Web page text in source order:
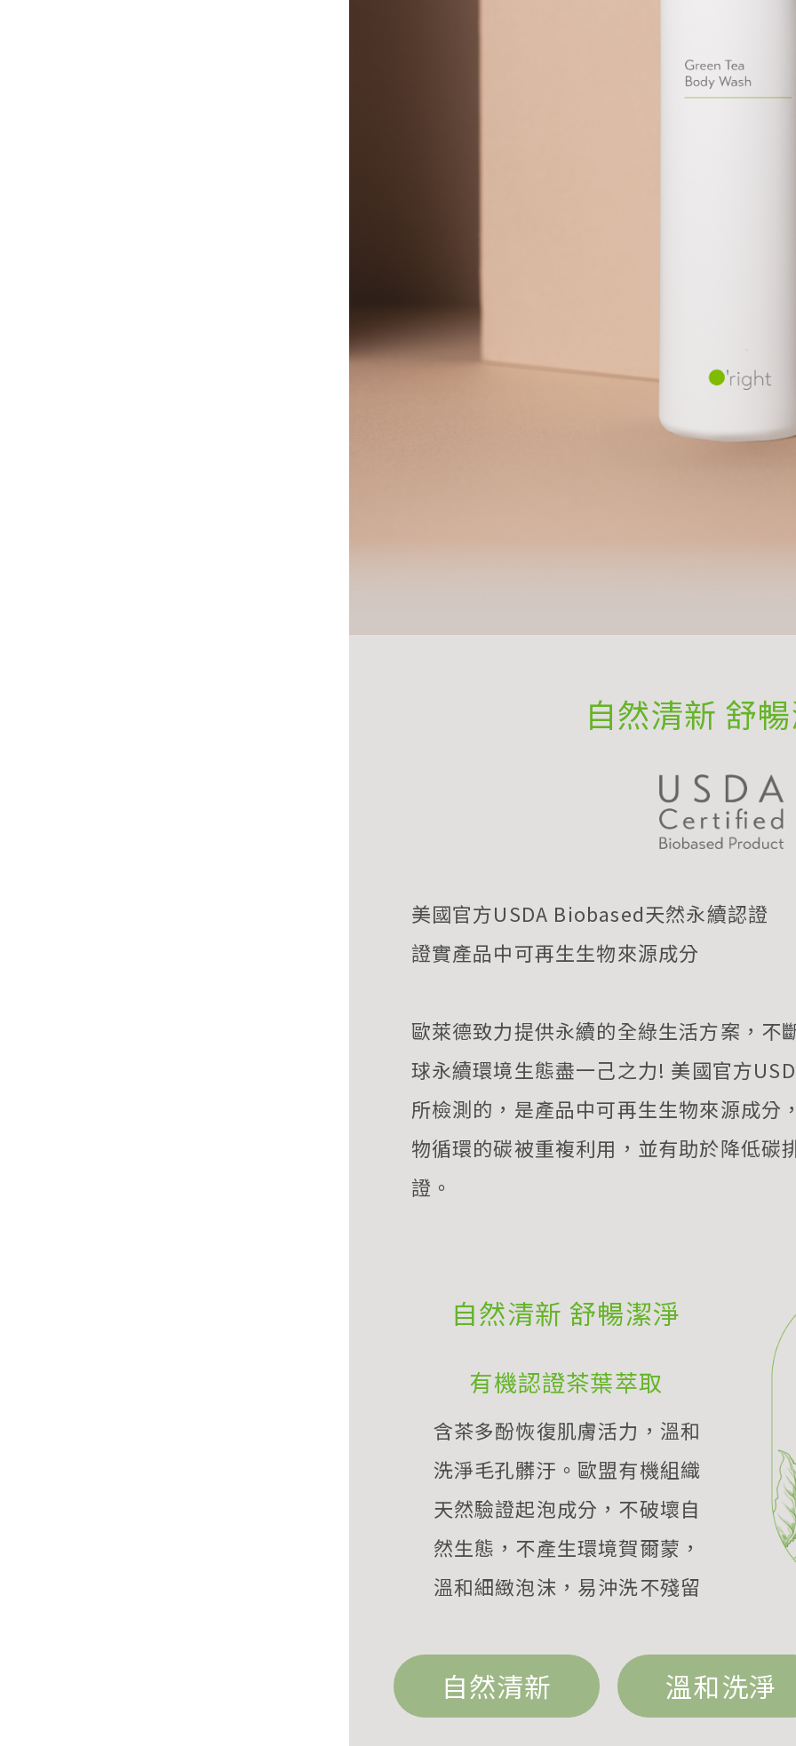
自然清新 舒
美國官方USDA Biobased天然永續認證
證實產品中可再生生物來源成分
歐萊德致力提供永續的全綠生活方案，不
球永續環境生態盡一己之力! 美國官方
所檢測的，是產品中可再生生物來源成分
物循環的碳被重複利用，並有助於降低碳
證。
自然清新 舒暢潔淨
有機認證茶葉萃取
含茶多酚恢復肌膚活力，溫和
洗淨毛孔髒汙。歐盟有機組織
天然驗證起泡成分，不破壞自
然生態，不產生環境賀爾蒙，
溫和細緻泡沫，易沖洗不殘留
自然清新 溫和洗淨